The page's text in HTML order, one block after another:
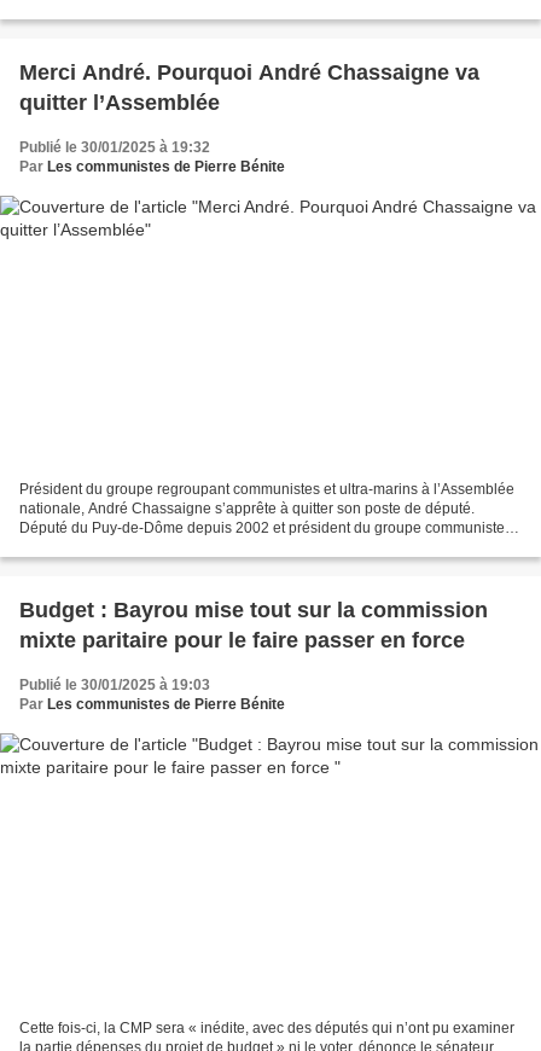
Merci André. Pourquoi André Chassaigne va
quitter l’Assemblée
Publié le 30/01/2025 à 19:32
Par Les communistes de Pierre Bénite
Président du groupe regroupant communistes et ultra-marins à l’Assemblée
nationale, André Chassaigne s’apprête à quitter son poste de député.
Député du Puy-de-Dôme depuis 2002 et président du groupe communiste
Budget : Bayrou mise tout sur la commission
mixte paritaire pour le faire passer en force
Publié le 30/01/2025 à 19:03
Par Les communistes de Pierre Bénite
Cette fois-ci, la CMP sera « inédite, avec des députés qui n’ont pu examiner
la partie dépenses du projet de budget » ni le voter, dénonce le sénateur